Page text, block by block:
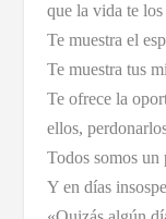
que la vida te los
Te muestra el
Te muestra tus
Te ofrece la
ellos,
Todos somos
Y en días